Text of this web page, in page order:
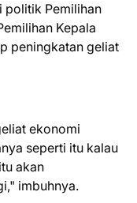
politik Pemilihan
Kepala
peningkatan geliat
ekonomi
seperti itu kalau
akan
imbuhnya.